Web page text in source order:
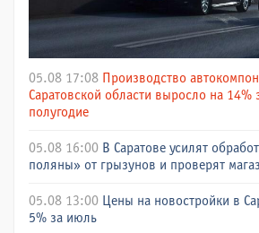
05.08 17:08 Производство
Саратовской области выросло на 14%
полугодие
05.08 16:00 В Саратове усилят
поляны» от грызунов и проверят
05.08 13:00
Цены на новостройки в
5% за июль